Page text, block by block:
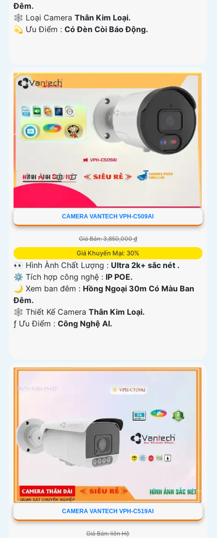
Đêm.
🕸️ Loại Camera Thân Kim Loại.
️💫 Ưu Điểm : Có Đèn Còi Báo Động.
CAMERA VANTECH VPH-C509AI
Giá Bán: 3,850,000 ₫
Giá Khuyến Mại: 30%
👀 Hình Ành Chất Lượng : Ultra 2k+ sắc nét .
⚙ Tích hợp công nghệ : IP POE.
🌙 Xem ban đêm : Hồng Ngoại 30m Có Màu Ban
Đêm.
🕸️ Thiết Kế Camera Thân Kim Loại.
️ƒ Ưu Điểm : Công Nghệ AI.
CAMERA VANTECH VPH-C519AI
Giá Bán: liên Hệ